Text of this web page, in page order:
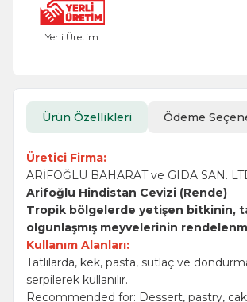
Yerli Üretim
Ürün Özellikleri Ödeme
Üretici Firma:
ARİFOĞLU BAHARAT ve GIDA SAN.
Arifoğlu Hindistan Cevizi (Rende)
Tropik bölgelerde yetişen bitkinin,
olgunlaşmış meyvelerinin
Kullanım Alanları:
Tatlılarda, kek, pasta, sütlaç ve
serpilerek kullanılır.
Recommended for: Dessert, pastry,